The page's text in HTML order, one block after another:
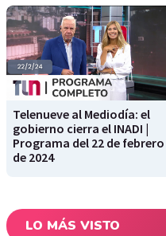
Telenueve al Mediodía: el
gobierno cierra el INADI |
Programa del 22 de febrero
de 2024
LO MÁS VISTO